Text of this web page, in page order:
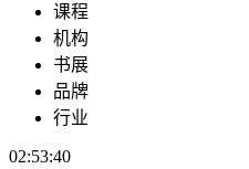
课程
机构
书展
品牌
行业
02:53:40